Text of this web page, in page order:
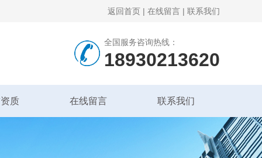
返回首页 | 在线留言 | 联系我们
全国服务咨询热线：
18930213620
质 在线留言 联系我们